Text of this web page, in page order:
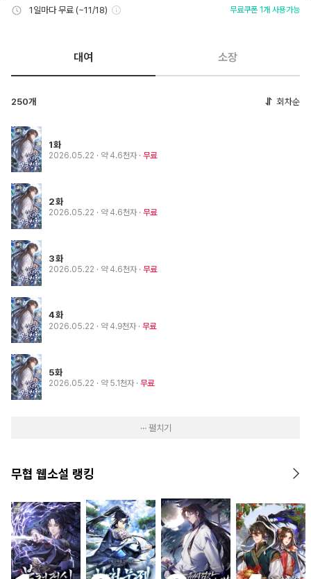
1일마다 무료 (~11/18) 무료쿠폰 1개 사용가능
대여 소장
250개 회차순
1화
2026.05.22 · 약 4.6천자 무료
2화
2026.05.22 · 약 4.6천자 무료
3화
2026.05.22 · 약 4.6천자 무료
4화
2026.05.22 · 약 4.9천자 무료
5화
2026.05.22 · 약 5.1천자 무료
··· 펼치기
무협 웹소설 랭킹